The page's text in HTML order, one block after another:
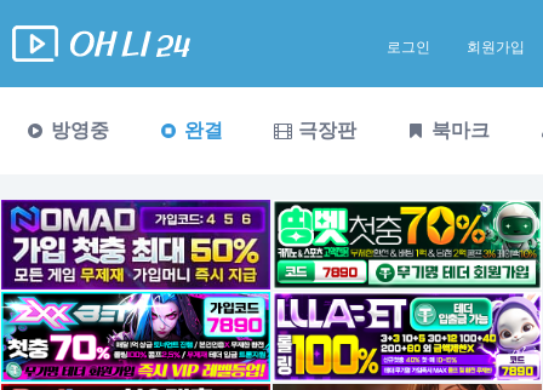
로그인 회원가입
방영중 완결 극장판 북마크